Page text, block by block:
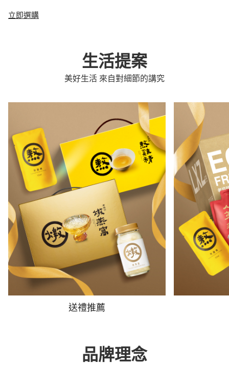
立即選購
生活提案
美好生活 來自對細節的講究
送禮推薦
品牌理念